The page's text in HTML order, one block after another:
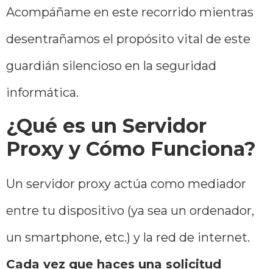
Acompáñame en este recorrido mientras
desentrañamos el propósito vital de este
guardián silencioso en la seguridad
informática.
¿Qué es un Servidor
Proxy y Cómo Funciona?
Un servidor proxy actúa como mediador
entre tu dispositivo (ya sea un ordenador,
un smartphone, etc.) y la red de internet.
Cada vez que haces una solicitud